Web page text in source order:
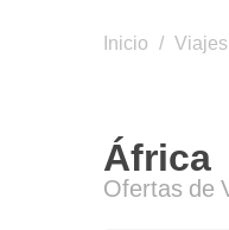
Inicio / Viajes
África
Ofertas de